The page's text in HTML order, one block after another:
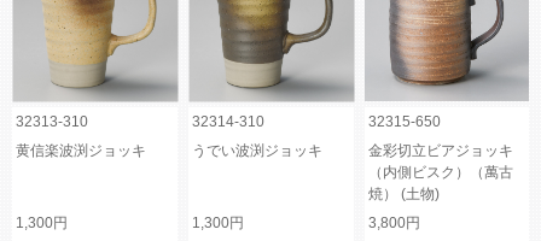
32313-310 32314-310
32315-650
黄信楽波渕ジョッキ
うでい波渕ジョッキ
金彩切立ビアジョッキ
（内側ビスク）（萬古
焼） (土物)
1,300円
1,300円
3,800円